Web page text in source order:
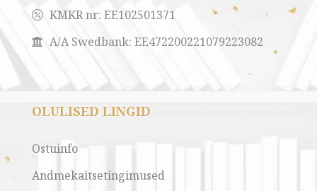
 KMKR nr: EE102501371
 A/A Swedbank: EE472200221079223082
OLULISED LINGID
Ostuinfo
Andmekaitsetingimused